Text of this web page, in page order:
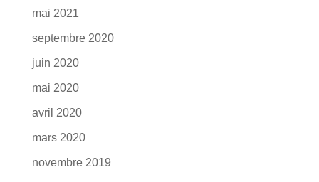
mai 2021
septembre 2020
juin 2020
mai 2020
avril 2020
mars 2020
novembre 2019